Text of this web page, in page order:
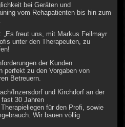
bei Geräten und
vom Rehapatienten bis hin zum
„Es freut uns, mit Markus Feilmayr
unter den Therapeuten, zu
der Kunden
perfekt zu den Vorgaben von
Betreuern.
Inzersdorf und Kirchdorf an der
30 Jahren
für den Profi, sowie
Wir bauen völlig